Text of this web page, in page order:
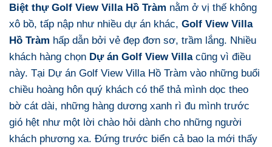
Biệt thự Golf View Villa Hồ Tràm nằm ở vị thế không
xô bồ, tấp nập như nhiều dự án khác, Golf View Villa
Hồ Tràm hấp dẫn bởi vẻ đẹp đơn sơ, trầm lắng. Nhiều
khách hàng chọn Dự án Golf View Villacũng vì điều
này. Tại Dự án Golf View Villa Hồ Tràm vào những buổi
chiều hoàng hôn quý khách có thể thả mình dọc theo
bờ cát dài, những hàng dương xanh rì đu mình trước
gió hệt như một lời chào hỏi dành cho những người
khách phương xa. Đứng trước biển cả bao la mới thấy